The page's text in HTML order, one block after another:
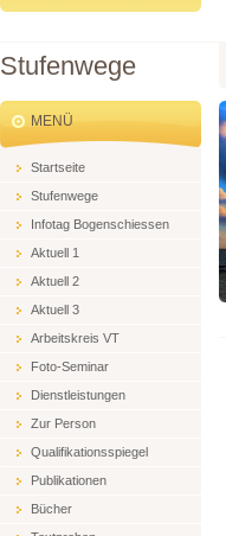
Stufenwege
MENÜ
Startseite
Stufenwege
Infotag Bogenschiessen
Aktuell 1
Aktuell 2
Aktuell 3
Arbeitskreis VT
Foto-Seminar
Dienstleistungen
Zur Person
Qualifikationsspiegel
Publikationen
Bücher